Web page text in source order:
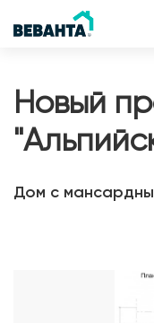
Новый
Дом с